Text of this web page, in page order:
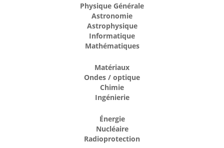
Physique Générale
Astronomie
Astrophysique
Informatique
Mathématiques
Matériaux
Ondes / optique
Chimie
Ingénierie
Énergie
Nucléaire
Radioprotection